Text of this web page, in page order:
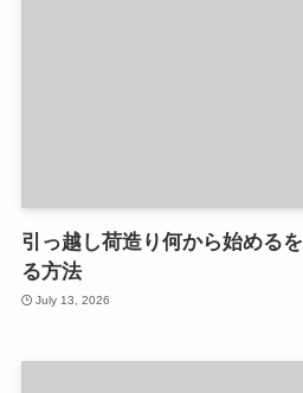
引っ越し荷造り何から始める
る方法
July 13, 2026